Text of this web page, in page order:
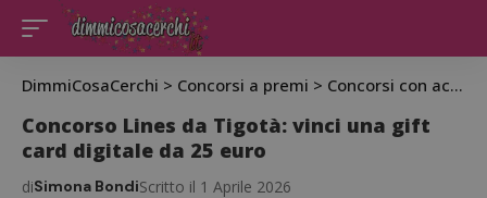
DimmiCosaCerchi > Concorsi a premi > Concorsi con acquisto
Concorso Lines da Tigotà: vinci una gift
card digitale da 25 euro
diSimona BondiScritto il 1 Aprile 2026